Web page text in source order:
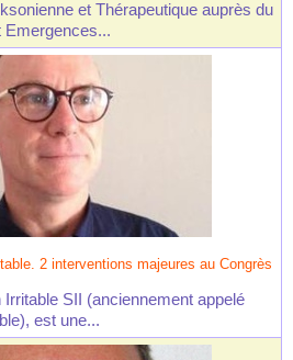
et Thérapeutique auprès du
Emergences...
2 interventions majeures au Congrès
SII (anciennement appelé
est une...